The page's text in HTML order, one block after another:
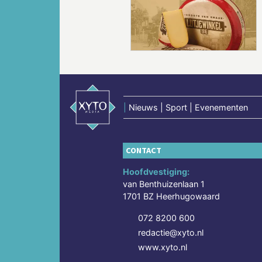
Nieuws | Sport | Evenementen
CONTACT
Hoofdvestiging:
van Benthuizenlaan 1
1701 BZ Heerhugowaard
072 8200 600
redactie@xyto.nl
www.xyto.nl